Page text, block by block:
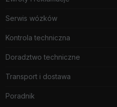
Serwis wózków
Kontrola techniczna
Doradztwo techniczne
Transport i dostawa
Poradnik